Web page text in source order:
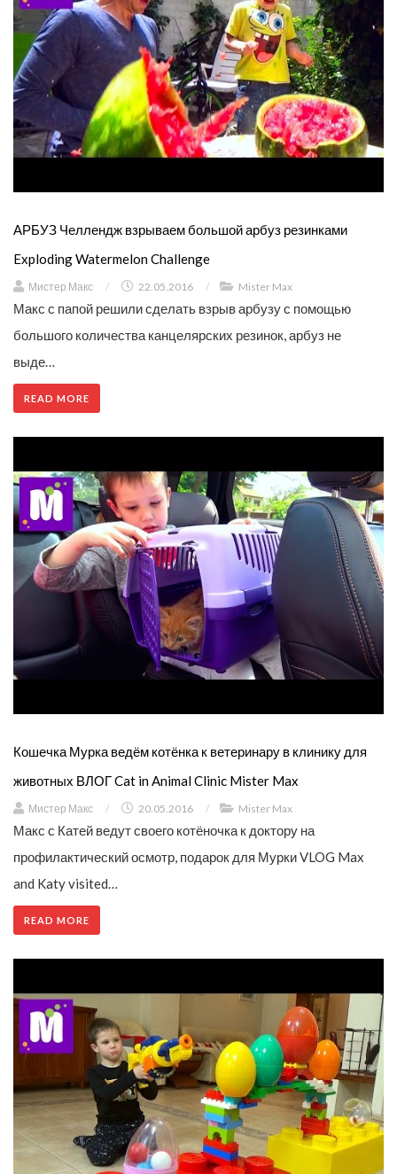
АРБУЗ Челлендж взрываем большой арбуз резинками
Exploding Watermelon Challenge
Мистер Макс / 22.05.2016 / Mister Max
Макс с папой решили сделать взрыв арбузу с помощью
большого количества канцелярских резинок, арбуз не
выде…
READ MORE
Кошечка Мурка ведём котёнка к ветеринару в клинику для
животных ВЛОГ Cat in Animal Clinic Mister Max
Мистер Макс / 20.05.2016 / Mister Max
Макс с Катей ведут своего котёночка к доктору на
профилактический осмотр, подарок для Мурки VLOG Max
and Katy visited…
READ MORE